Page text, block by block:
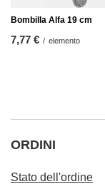
Bombilla Alfa 19 cm
7,77 € / elemento
ORDINI
Stato dell'ordine